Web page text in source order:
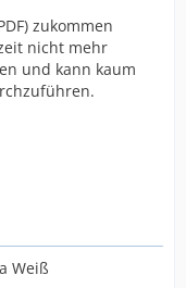
zukommen
nicht mehr
und kann kaum
Weiß